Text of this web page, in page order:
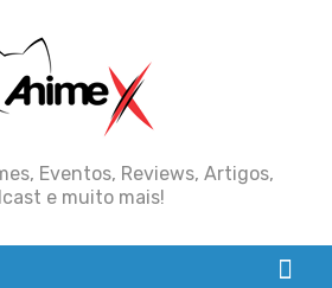
Eventos, Reviews, Artigos,
e muito mais!